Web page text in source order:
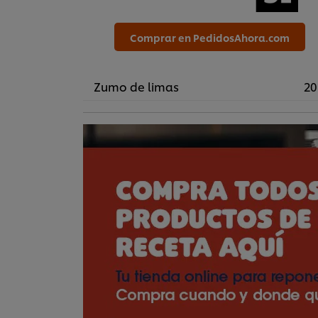
Comprar en PedidosAhora.com
Zumo de limas